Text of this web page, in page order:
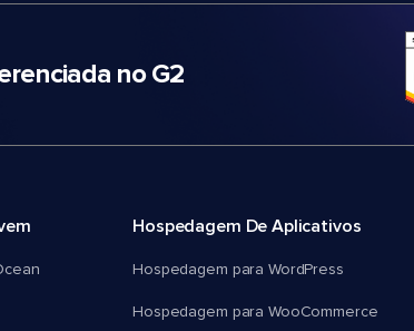
no G2
Hospedagem De Aplicativos
Hospedagem para WordPress
Hospedagem para WooCommerce